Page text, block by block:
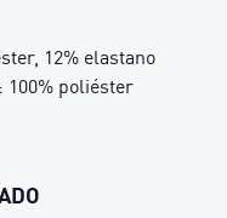
12% elastano
100% poliéster